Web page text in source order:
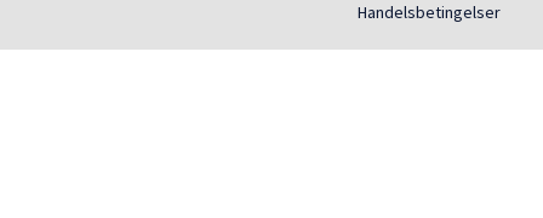
Handelsbetingelser